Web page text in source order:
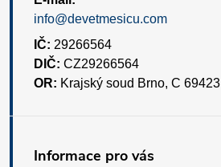
info@devetmesicu.com
IČ: 29266564
DIČ: CZ29266564
OR: Krajský soud Brno, C 69423
Informace pro vás